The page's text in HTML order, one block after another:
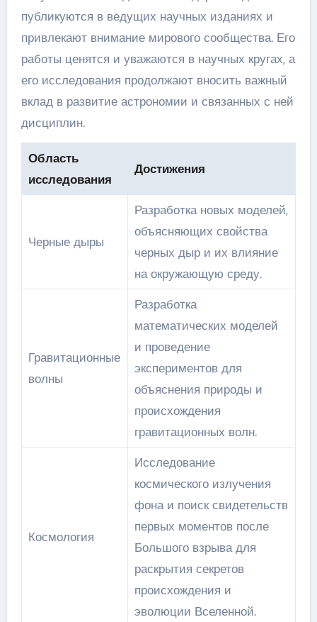
публикуются в ведущих научных изданиях и
привлекают внимание мирового сообщества. Его
работы ценятся и уважаются в научных кругах, а
его исследования продолжают вносить важный
вклад в развитие астрономии и связанных с ней
дисциплин.
Область
исследования
Достижения
Черные дыры
Разработка новых моделей,
объясняющих свойства
черных дыр и их влияние
на окружающую среду.
Гравитационные
волны
Разработка
математических моделей
и проведение
экспериментов для
объяснения природы и
происхождения
гравитационных волн.
Космология
Исследование
космического излучения
фона и поиск свидетельств
первых моментов после
Большого взрыва для
раскрытия секретов
происхождения и
эволюции Вселенной.